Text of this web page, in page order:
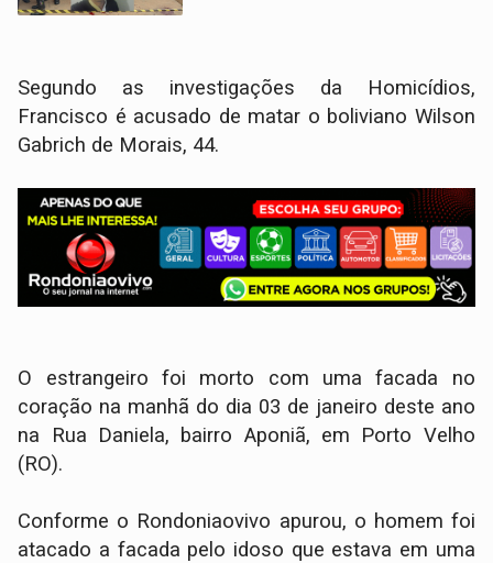
Segundo as investigações da Homicídios,
Francisco é acusado de matar o boliviano Wilson
Gabrich de Morais, 44.
O estrangeiro foi morto com uma facada no
coração na manhã do dia 03 de janeiro deste ano
na Rua Daniela, bairro Aponiã, em Porto Velho
(RO).
Conforme o Rondoniaovivo apurou, o homem foi
atacado a facada pelo idoso que estava em uma